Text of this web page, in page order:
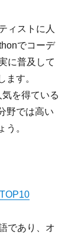
ィストに人
でコーデ
に普及して
ます。
を得ている
野では高い
う。
であり、オ